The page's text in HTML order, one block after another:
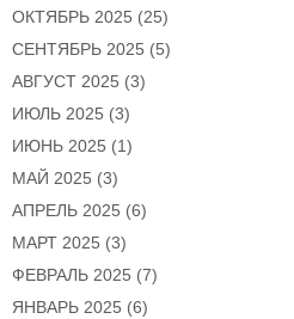
ОКТЯБРЬ 2025 (25)
СЕНТЯБРЬ 2025 (5)
АВГУСТ 2025 (3)
ИЮЛЬ 2025 (3)
ИЮНЬ 2025 (1)
МАЙ 2025 (3)
АПРЕЛЬ 2025 (6)
МАРТ 2025 (3)
ФЕВРАЛЬ 2025 (7)
ЯНВАРЬ 2025 (6)